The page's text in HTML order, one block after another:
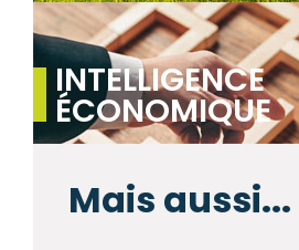
INTELLIGENCE
ÉCONOMIQUE
Mais aussi...